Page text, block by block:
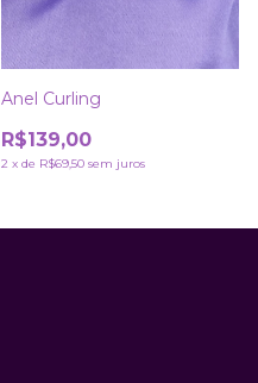
Anel Curling
R$139,00
2 x de R$69,50 sem juros